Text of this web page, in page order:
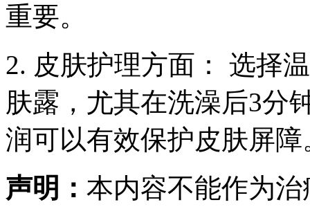
重要。
2. 皮肤护理方面： 选择
肤露，尤其在洗澡后3分
润可以有效保护皮肤屏障
声明： 本内容不能作为